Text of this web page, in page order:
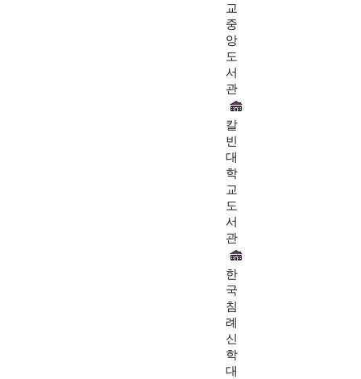
교
중
앙
도
서
관
칼
빈
대
학
교
도
서
관
한
국
침
례
신
학
대